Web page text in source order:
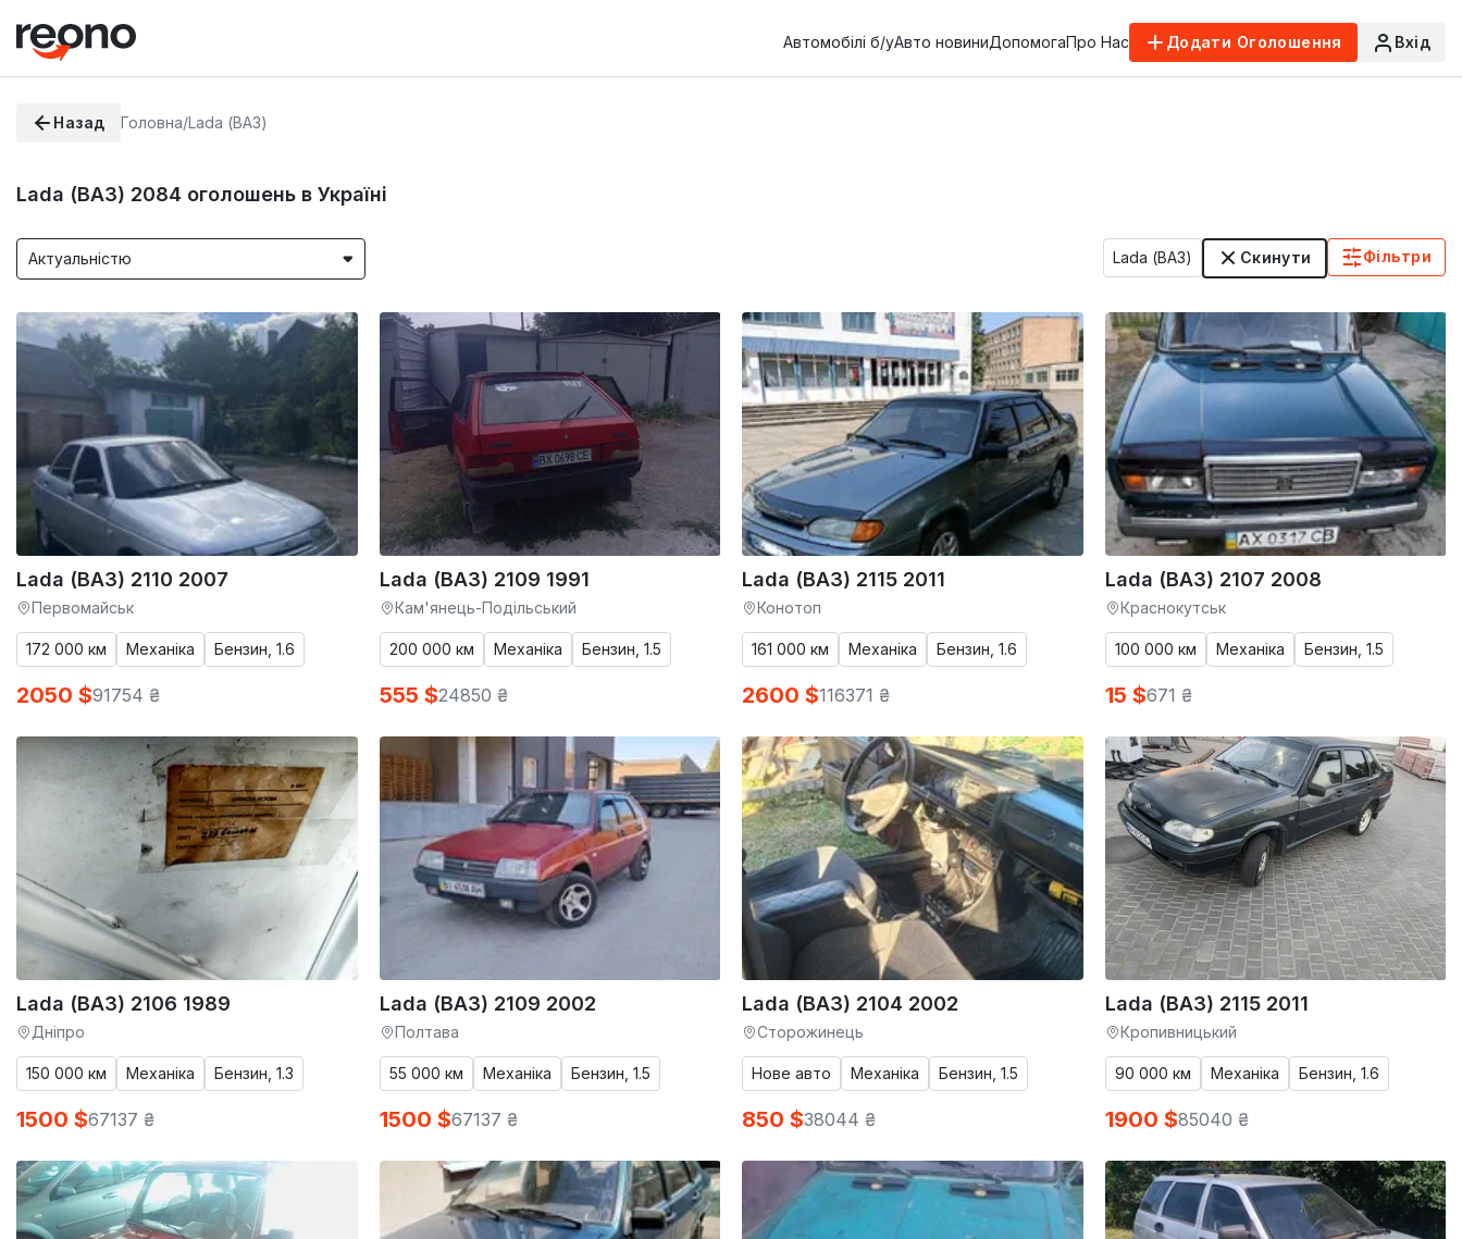
Автомобілі б/уАвто новиниДопомогаПро Нас Додати Оголошення Вхід
Назад Головна/Lada (ВАЗ)
Lada (ВАЗ) 2084 оголошень в Україні
Актуальністю Lada (ВАЗ) Скинути Фільтри
Lada (ВАЗ) 2110 2007
Первомайськ
172 000 км Механіка Бензин, 1.6
2050 $91754 ₴
Lada (ВАЗ) 2109 1991
Кам'янець-Подільський
200 000 км Механіка Бензин, 1.5
555 $24850 ₴
Lada (ВАЗ) 2115 2011
Конотоп
161 000 км Механіка Бензин, 1.6
2600 $116371 ₴
Lada (ВАЗ) 2107 2008
Краснокутськ
100 000 км Механіка Бензин, 1.5
15 $671 ₴
Lada (ВАЗ) 2106 1989
Дніпро
150 000 км Механіка Бензин, 1.3
1500 $67137 ₴
Lada (ВАЗ) 2109 2002
Полтава
55 000 км Механіка Бензин, 1.5
1500 $67137 ₴
Lada (ВАЗ) 2104 2002
Сторожинець
Нове авто Механіка Бензин, 1.5
850 $38044 ₴
Lada (ВАЗ) 2115 2011
Кропивницький
90 000 км Механіка Бензин, 1.6
1900 $85040 ₴